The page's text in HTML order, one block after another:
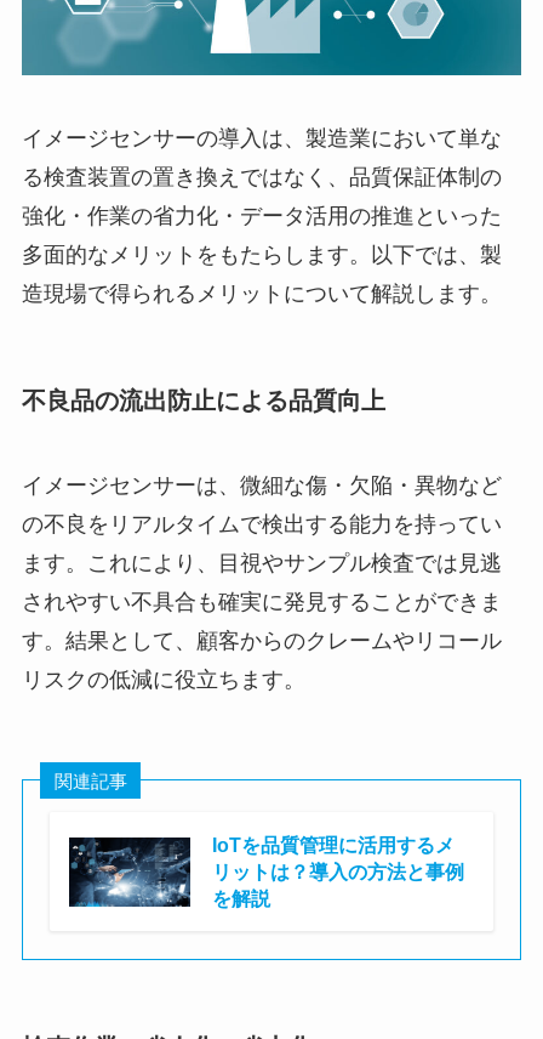
イメージセンサーの導入は、製造業において単な
る検査装置の置き換えではなく、品質保証体制の
強化・作業の省力化・データ活用の推進といった
多面的なメリットをもたらします。以下では、製
造現場で得られるメリットについて解説します。
不良品の流出防止による品質向上
イメージセンサーは、微細な傷・欠陥・異物など
の不良をリアルタイムで検出する能力を持ってい
ます。これにより、目視やサンプル検査では見逃
されやすい不具合も確実に発見することができま
す。結果として、顧客からのクレームやリコール
リスクの低減に役立ちます。
関連記事
IoTを品質管理に活用するメ
リットは？導入の方法と事例
を解説